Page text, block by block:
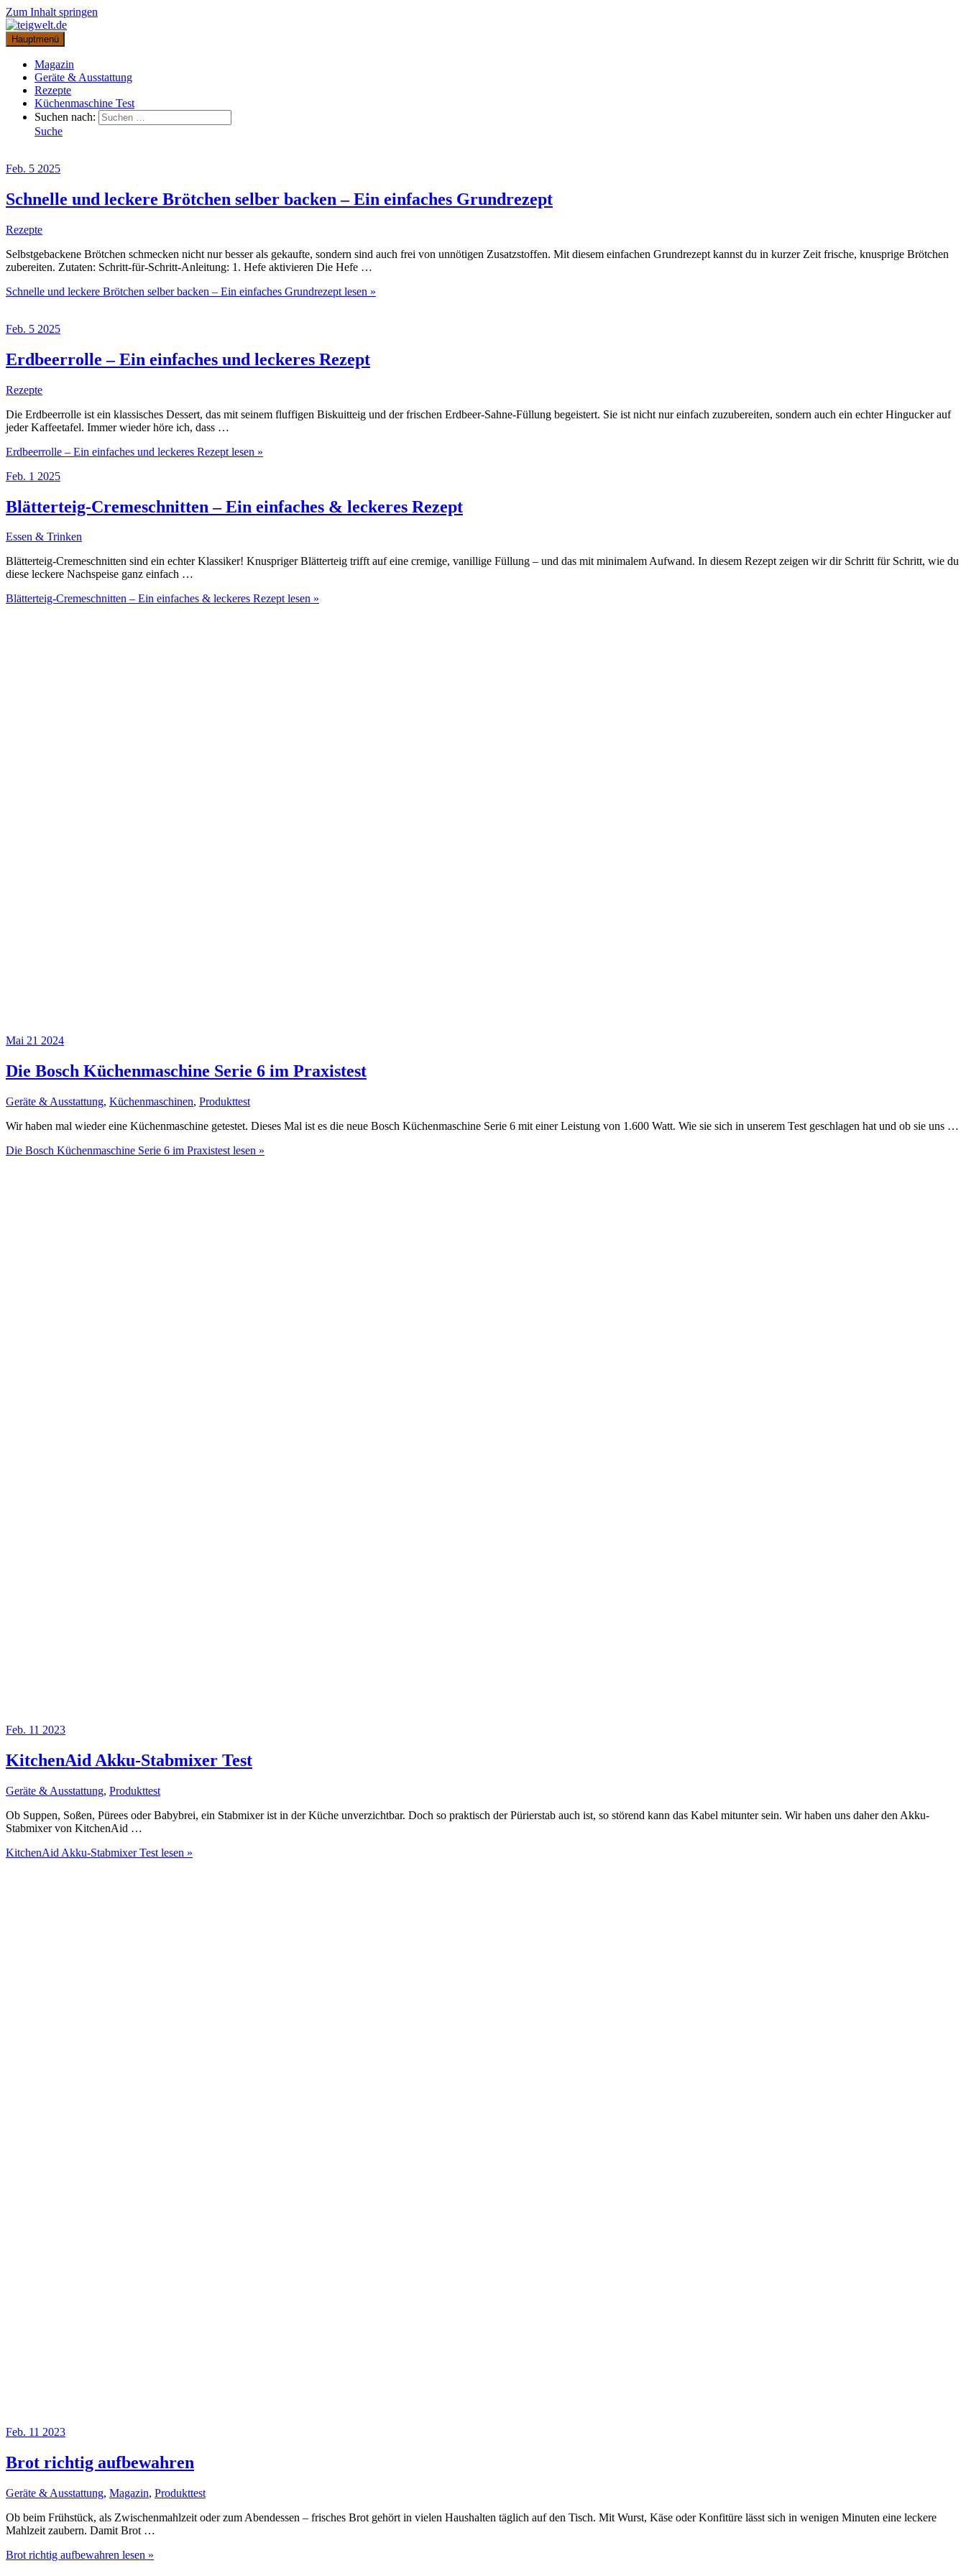
Zum Inhalt springen
Hauptmenü
Magazin
Geräte & Ausstattung
Rezepte
Küchenmaschine Test
Suchen nach:
Suche
Feb. 5 2025
Schnelle und leckere Brötchen selber backen – Ein einfaches Grundrezept
Rezepte
Selbstgebackene Brötchen schmecken nicht nur besser als gekaufte, sondern sind auch frei von unnötigen Zusatzstoffen. Mit diesem einfachen Grundrezept kannst du in kurzer Zeit frische, knusprige Brötchen
zubereiten. Zutaten: Schritt-für-Schritt-Anleitung: 1. Hefe aktivieren Die Hefe …
Schnelle und leckere Brötchen selber backen – Ein einfaches Grundrezept lesen »
Feb. 5 2025
Erdbeerrolle – Ein einfaches und leckeres Rezept
Rezepte
Die Erdbeerrolle ist ein klassisches Dessert, das mit seinem fluffigen Biskuitteig und der frischen Erdbeer-Sahne-Füllung begeistert. Sie ist nicht nur einfach zuzubereiten, sondern auch ein echter Hingucker auf
jeder Kaffeetafel. Immer wieder höre ich, dass …
Erdbeerrolle – Ein einfaches und leckeres Rezept lesen »
Feb. 1 2025
Blätterteig-Cremeschnitten – Ein einfaches & leckeres Rezept
Essen & Trinken
Blätterteig-Cremeschnitten sind ein echter Klassiker! Knuspriger Blätterteig trifft auf eine cremige, vanillige Füllung – und das mit minimalem Aufwand. In diesem Rezept zeigen wir dir Schritt für Schritt, wie du
diese leckere Nachspeise ganz einfach …
Blätterteig-Cremeschnitten – Ein einfaches & leckeres Rezeptlesen »
Mai 21 2024
Die Bosch Küchenmaschine Serie 6 im Praxistest
Geräte & Ausstattung, Küchenmaschinen, Produkttest
Wir haben mal wieder eine Küchenmaschine getestet. Dieses Mal ist es die neue Bosch Küchenmaschine Serie 6 mit einer Leistung von 1.600 Watt. Wie sie sich in unserem Test geschlagen hat und ob sie uns …
Die Bosch Küchenmaschine Serie 6 im Praxistest lesen »
Feb. 11 2023
KitchenAid Akku-Stabmixer Test
Geräte & Ausstattung, Produkttest
Ob Suppen, Soßen, Pürees oder Babybrei, ein Stabmixer ist in der Küche unverzichtbar. Doch so praktisch der Pürierstab auch ist, so störend kann das Kabel mitunter sein. Wir haben uns daher den Akku-
Stabmixer von KitchenAid …
KitchenAid Akku-Stabmixer Test lesen »
Feb. 11 2023
Brot richtig aufbewahren
Geräte & Ausstattung, Magazin, Produkttest
Ob beim Frühstück, als Zwischenmahlzeit oder zum Abendessen – frisches Brot gehört in vielen Haushalten täglich auf den Tisch. Mit Wurst, Käse oder Konfitüre lässt sich in wenigen Minuten eine leckere
Mahlzeit zaubern. Damit Brot …
Brot richtig aufbewahren lesen »